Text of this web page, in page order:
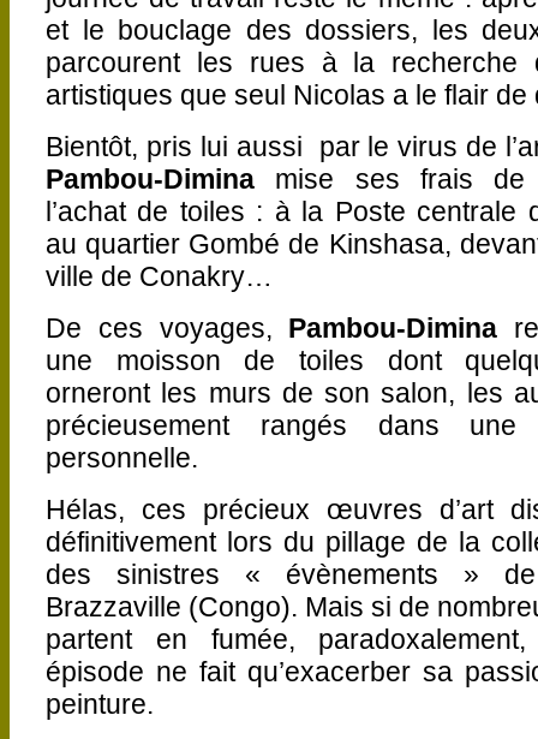
et le bouclage des dossiers, les
parcourent les rues à la recherche
artistiques que seul Nicolas a le flair de
Bientôt, pris lui aussi par le virus de
Pambou-Dimina mise ses frais de
l’achat de toiles : à la Poste centrale
au quartier Gombé de Kinshasa,
ville de Conakry…
De ces voyages, Pambou-Dimina
une moisson de toiles dont
orneront les murs de son salon, les
précieusement rangés dans une
personnelle.
Hélas, ces précieux œuvres d’art
définitivement lors du pillage de la
des sinistres « évènements »
Brazzaville (Congo). Mais si de
partent en fumée,
épisode ne fait qu’exacerber sa
peinture.